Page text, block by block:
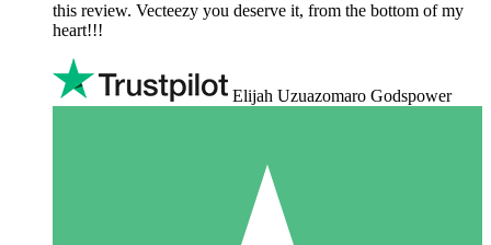
this review. Vecteezy you deserve it, from the bottom of my
heart!!!
Elijah Uzuazomaro Godspower